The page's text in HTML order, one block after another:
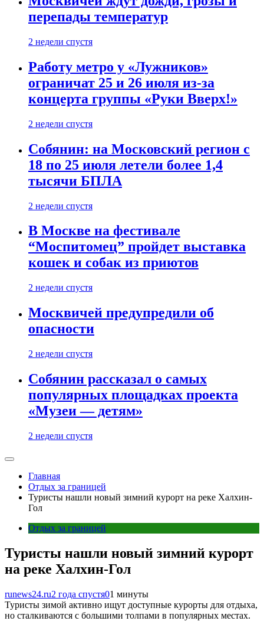
перепады температур
2 недели спустя
Работу метро у «Лужников»
ограничат 25 и 26 июля из-за
концерта группы «Руки Вверх!»
2 недели спустя
Собянин: на Московский регион с
18 по 25 июля летели более 1,4
тысячи БПЛА
2 недели спустя
В Москве на фестивале
“Моспитомец” пройдет выставка
кошек и собак из приютов
2 недели спустя
Москвичей предупредили об
опасности
2 недели спустя
Собянин рассказал о самых
популярных площадках проекта
«Музеи — детям»
2 недели спустя
Главная
Отдых за границей
Туристы нашли новый зимний курорт на реке Халхин-
Гол
Отдых за границей
Туристы нашли новый зимний курорт
на реке Халхин-Гол
runews24.ru2 года спустя01 минуты
Туристы зимой активно ищут доступные курорты для отдыха,
но сталкиваются с большими толпами в популярных местах.